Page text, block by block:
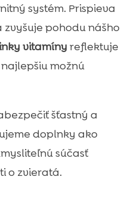
systém. Prispieva
pohodu nášho
vitamíny reflektuje
možnú
šťastný a
doplnky ako
súčasť
o zvieratá.